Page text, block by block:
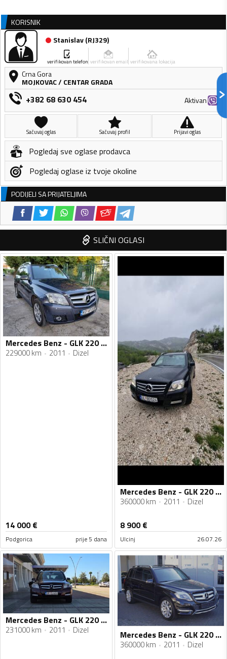
KORISNIK
Stanislav(RJ329)
verifikovan telefon verifikovan email verifikovana lokacija
Crna Gora
MOJKOVAC/ CENTAR GRADA
+382 68 630 454 Aktivan
Sačuvaj oglas Sačuvaj profil Prijavi oglas
Pogledaj sve oglase prodavca
Pogledaj oglase iz tvoje okoline
PODIJELI SA PRIJATELJIMA
SLIČNI OGLASI
Mercedes Benz - GLK 220 - Automatik
229000 km 2011 Dizel
14 000€
Podgorica prije 5 dana
Mercedes Benz - GLK 220 - 220 CDI
360000 km 2011 Dizel
8 900€
Ulcinj 26.07.26
Mercedes Benz - GLK 220 - 2.2 CDI
231000 km 2011 Dizel Mercedes Benz - GLK 220 - 220
360000 km 2011 Dizel